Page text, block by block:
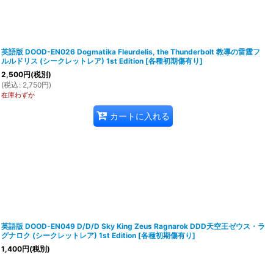
英語版 DOOD-EN026 Dogmatika Fleurdelis, the Thunderbolt 教導の雷霆フ
ルルドリス (シークレットレア) 1st Edition [各種初期傷有り]
2,500円(税別)
(税込 : 2,750円)
在庫わずか
カートに入れる
英語版 DOOD-EN049 D/D/D Sky King Zeus Ragnarok DDD天空王ゼウス・ラ
グナロク (シークレットレア) 1st Edition [各種初期傷有り]
1,400円(税別)